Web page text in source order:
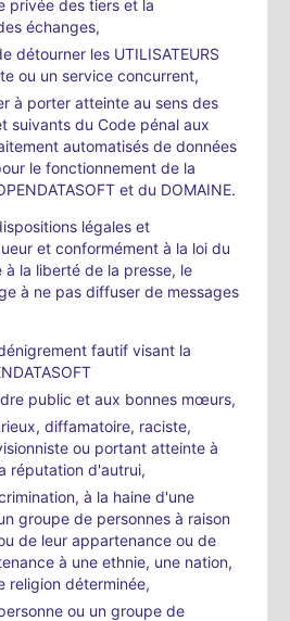
privée des tiers et la
échanges,
détourner les UTILISATEURS
ou un service concurrent,
à porter atteinte au sens des
suivants du Code pénal aux
automatisés de données
le fonctionnement de la
et du DOMAINE.
légales et
et conformément à la loi du
à la liberté de la presse, le
à ne pas diffuser de messages
fautif visant la
public et aux bonnes mœurs,
diffamatoire, raciste,
ou portant atteinte à
réputation d'autrui,
à la haine d'une
groupe de personnes à raison
de leur appartenance ou de
à une ethnie, une nation,
religion déterminée,
ou un groupe de